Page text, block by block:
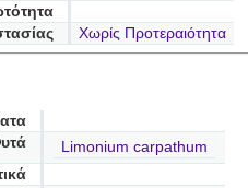
Χωρίς Προτεραιότητα
Limonium carpathum